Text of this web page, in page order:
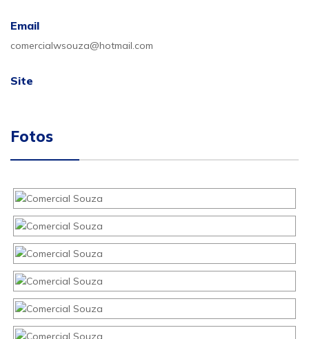
Email
comercialwsouza@hotmail.com
Site
Fotos